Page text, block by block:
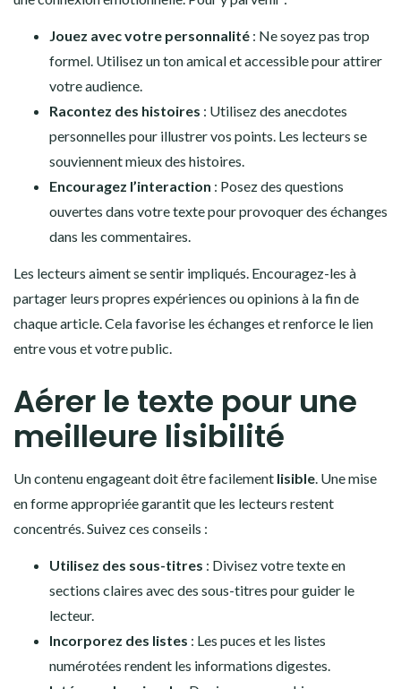
Jouez avec votre personnalité : Ne soyez pas trop
formel. Utilisez un ton amical et accessible pour attirer
votre audience.
Racontez des histoires : Utilisez des anecdotes
personnelles pour illustrer vos points. Les lecteurs se
souviennent mieux des histoires.
Encouragez l’interaction : Posez des questions
ouvertes dans votre texte pour provoquer des échanges
dans les commentaires.
Les lecteurs aiment se sentir impliqués. Encouragez-les à
partager leurs propres expériences ou opinions à la fin de
chaque article. Cela favorise les échanges et renforce le lien
entre vous et votre public.
Aérer le texte pour une
meilleure lisibilité
Un contenu engageant doit être facilement lisible. Une mise
en forme appropriée garantit que les lecteurs restent
concentrés. Suivez ces conseils :
Utilisez des sous-titres : Divisez votre texte en
sections claires avec des sous-titres pour guider le
lecteur.
Incorporez des listes : Les puces et les listes
numérotées rendent les informations digestes.